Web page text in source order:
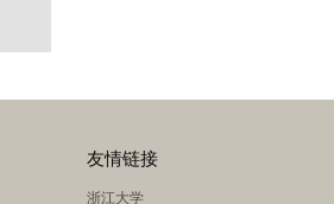
友情链接
浙江大学